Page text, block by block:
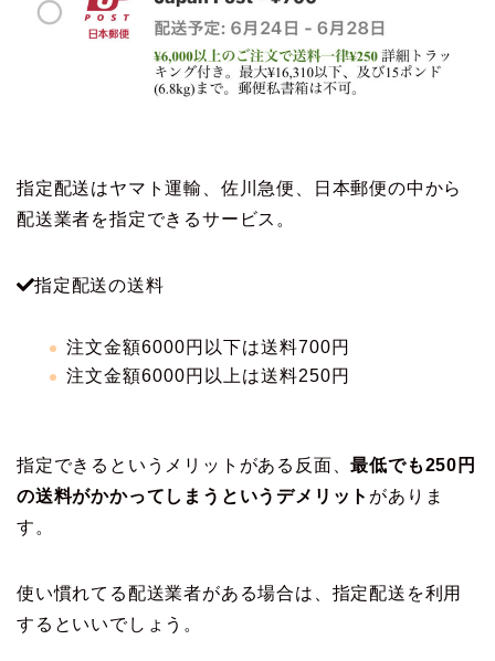
指定配送はヤマト運輸、佐川急便、日本郵便の中から
配送業者を指定できるサービス。
指定配送の送料
注文金額6000円以下は送料700円
注文金額6000円以上は送料250円
指定できるというメリットがある反面、最低でも250円
の送料がかかってしまうというデメリット がありま
す。
使い慣れてる配送業者がある場合は、指定配送を利用
するといいでしょう。